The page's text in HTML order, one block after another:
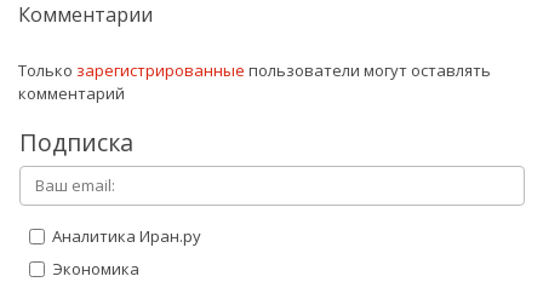
Комментарии
Только зарегистрированные пользователи могут оставлять
комментарий
Подписка
Аналитика Иран.ру
Экономика